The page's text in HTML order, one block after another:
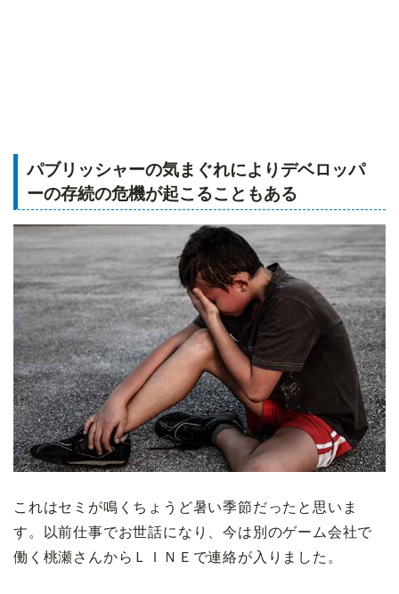
パブリッシャーの気まぐれによりデベロッパ
ーの存続の危機が起こることもある
これはセミが鳴くちょうど暑い季節だったと思いま
す。以前仕事でお世話になり、今は別のゲーム会社で
働く桃瀬さんからＬＩＮＥで連絡が入りました。